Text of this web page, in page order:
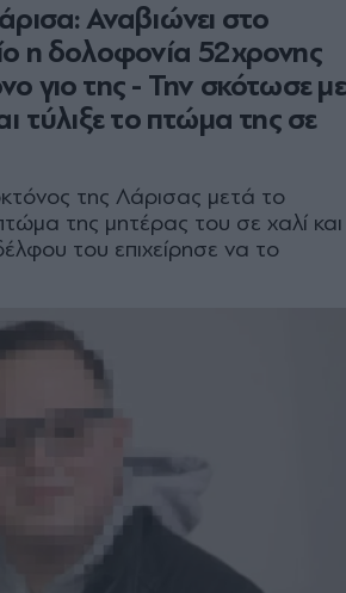
Αναβιώνει στο
η δολοφονία 52χρονης
γιο της - Την σκότωσε με
τύλιξε το πτώμα της σε
της Λάρισας μετά το
της μητέρας του σε χαλί και
του επιχείρησε να το